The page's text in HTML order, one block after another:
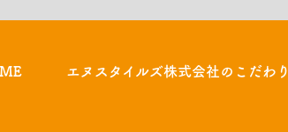
エヌスタイルズ株式会社のこだわり